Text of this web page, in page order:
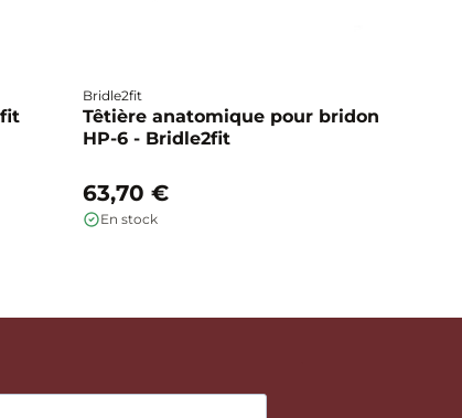
Bridle2fit
Têtière anatomique pour bridon
HP-6 - Bridle2fit
63,70 €
En stock